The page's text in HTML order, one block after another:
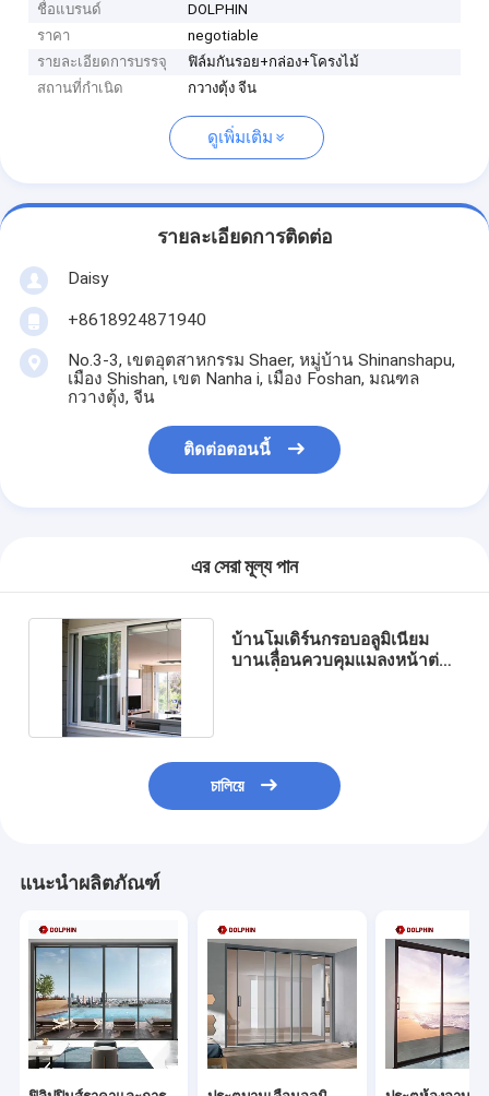
ชื่อแบรนด์
DOLPHIN
ราคา
negotiable
รายละเอียดการบรรจุ
ฟิล์มกันรอย+กล่อง+โครงไม้
สถานที่กำเนิด
กวางตุ้ง จีน
ดูเพิ่มเติม
รายละเอียดการติดต่อ
Daisy
+8618924871940
No.3-3, เขตอุตสาหกรรม Shaer, หมู่บ้าน Shinanshapu,
เมือง Shishan, เขต Nanha i, เมือง Foshan, มณฑล
กวางตุ้ง, จีน
ติดต่อตอนนี้
এর সেরা মূল্য পান
บ้านโมเดิร์นกรอบอลูมิเนียม
บานเลื่อนควบคุมแมลงหน้าต่าง
চালিয়ে
แนะนำผลิตภัณฑ์